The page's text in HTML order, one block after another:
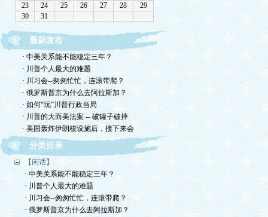
最新发布
· 中美关系能不能稳定三年？
· 川普个人最大的难题
· 川习会--匆匆忙忙，连滚带爬？
· 俄罗斯普京为什么去阿拉斯加？
· 如何“玩”川普行政当局
· 川普的大而美法案 -- 破罐子破摔
· 美国轰炸伊朗核设施后，接下来会
分类目录
【闲话】
· 中美关系能不能稳定三年？
· 川普个人最大的难题
· 川习会--匆匆忙忙，连滚带爬？
· 俄罗斯普京为什么去阿拉斯加？